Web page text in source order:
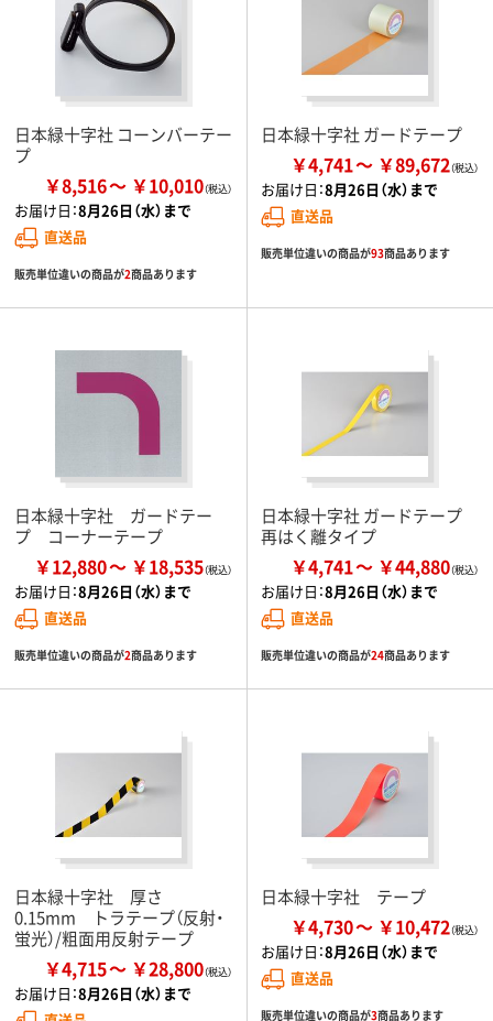
日本緑十字社 コーンバーテー
プ
￥8,516 ￥10,010
お届け日：8月26日（水）まで
直送品
販売単位違いの商品が2商品あります
日本緑十字社 ガードテープ
￥4,741 ￥89,672
お届け日：8月26日（水）まで
直送品
販売単位違いの商品が93商品あります
日本緑十字社 ガードテー
プ コーナーテープ
￥12,880 ￥18,535
お届け日：8月26日（水）まで
直送品
販売単位違いの商品が2商品あります
日本緑十字社 ガードテープ
再はく離タイプ
￥4,741 ￥44,880
お届け日：8月26日（水）まで
直送品
販売単位違いの商品が24商品あります
日本緑十字社 厚さ
0.15mm トラテープ（反射・
蛍光）/粗面用反射テープ
￥4,715 ￥28,800
お届け日：8月26日（水）まで
日本緑十字社 テープ
￥4,730 ￥10,472
お届け日：8月26日（水）まで
直送品
販売単位違いの商品が3商品あります